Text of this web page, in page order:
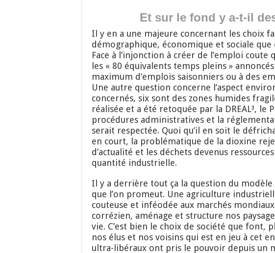
Et sur le fond y a-t-il
Il y en a une majeure concernant les choix
démographique, économique et sociale que
Face à l’injonction à créer de l’emploi coute
les « 80 équivalents temps pleins »
maximum d’emplois saisonniers ou à des
Une autre question concerne l’aspect
concernés, six sont des zones humides
réalisée et a été retoquée par la DREAL³, le
procédures administratives et la
serait respectée. Quoi qu’il en soit le
en court, la problématique de la dioxine
d’actualité et les déchets devenus
quantité industrielle.
Il y a derrière tout ça la question du
que l’on promeut. Une agriculture
couteuse et inféodée aux marchés
corrézien, aménage et structure nos
vie. C’est bien le choix de société que font,
nos élus et nos voisins qui est en jeu à cet
ultra-libéraux ont pris le pouvoir depuis un